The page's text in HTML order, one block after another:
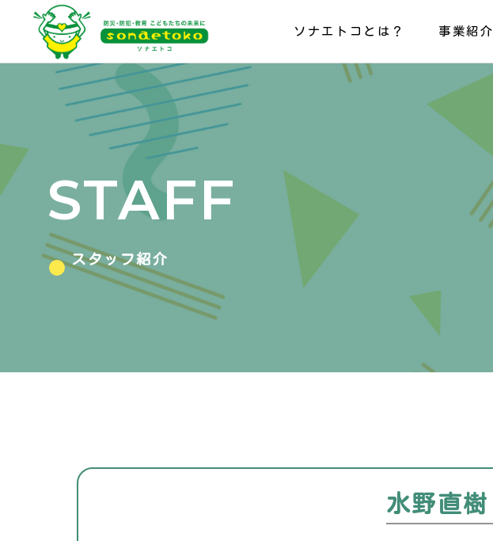
ソナエトコとは？ 事業紹介
STAFF
スタッフ紹介
水野直樹